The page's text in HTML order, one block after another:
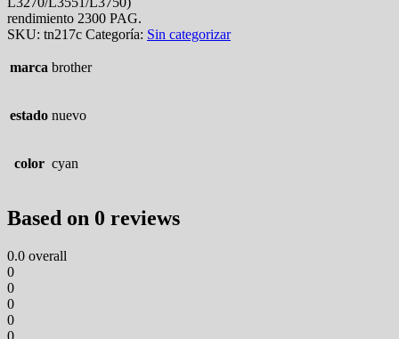
rendimiento 2300 PAG.
SKU: tn217c Categoría: Sin categorizar
marca brother
estado nuevo
color cyan
Based on 0 reviews
0.0 overall
0
0
0
0
0